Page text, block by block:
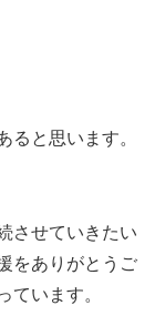
ると思います。
させていきたい
をありがとうご
ています。